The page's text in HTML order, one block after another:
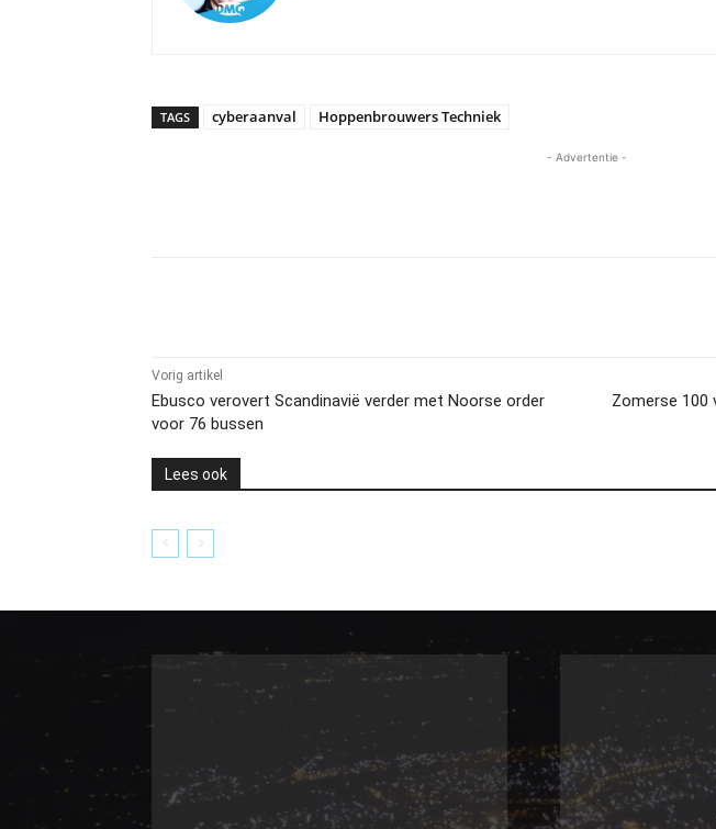
TAGS cyberaanval Hoppenbrouwers Techniek
- Advertentie -
Vorig artikel
Ebusco verovert Scandinavië verder met Noorse order
voor 76 bussen
Zomerse 100
Lees ook